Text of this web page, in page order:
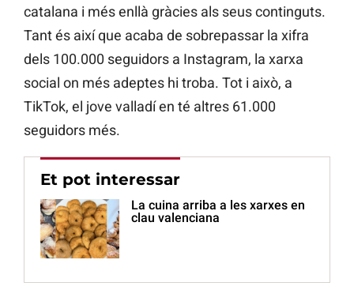
catalana i més enllà gràcies als seus continguts.
Tant és així que acaba de sobrepassar la xifra
dels 100.000 seguidors a Instagram, la xarxa
social on més adeptes hi troba. Tot i això, a
TikTok, el jove valladí en té altres 61.000
seguidors més.
Et pot interessar
La cuina arriba a les xarxes en
clau valenciana